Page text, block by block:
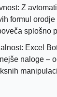
Z
formul
splošno
Excel
naloge –